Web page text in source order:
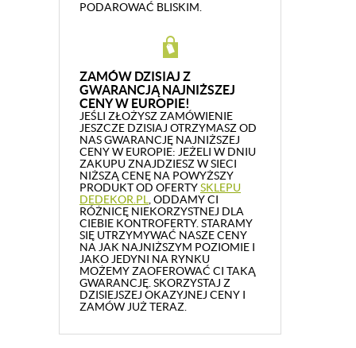
PODAROWAĆ BLISKIM.
ZAMÓW DZISIAJ Z
GWARANCJĄ NAJNIŻSZEJ
CENY W EUROPIE!
JEŚLI ZŁOŻYSZ ZAMÓWIENIE
JESZCZE DZISIAJ OTRZYMASZ OD
NAS GWARANCJĘ NAJNIŻSZEJ
CENY W EUROPIE: JEŻELI W DNIU
ZAKUPU ZNAJDZIESZ W SIECI
NIŻSZĄ CENĘ NA POWYŻSZY
PRODUKT OD OFERTYSKLEPU
DEDEKOR.PL, ODDAMY CI
RÓŻNICĘ NIEKORZYSTNEJ DLA
CIEBIE KONTROFERTY. STARAMY
SIĘ UTRZYMYWAĆ NASZE CENY
NA JAK NAJNIŻSZYM POZIOMIE I
JAKO JEDYNI NA RYNKU
MOŻEMY ZAOFEROWAĆ CI TAKĄ
GWARANCJĘ. SKORZYSTAJ Z
DZISIEJSZEJ OKAZYJNEJ CENY I
ZAMÓW JUŻ TERAZ.